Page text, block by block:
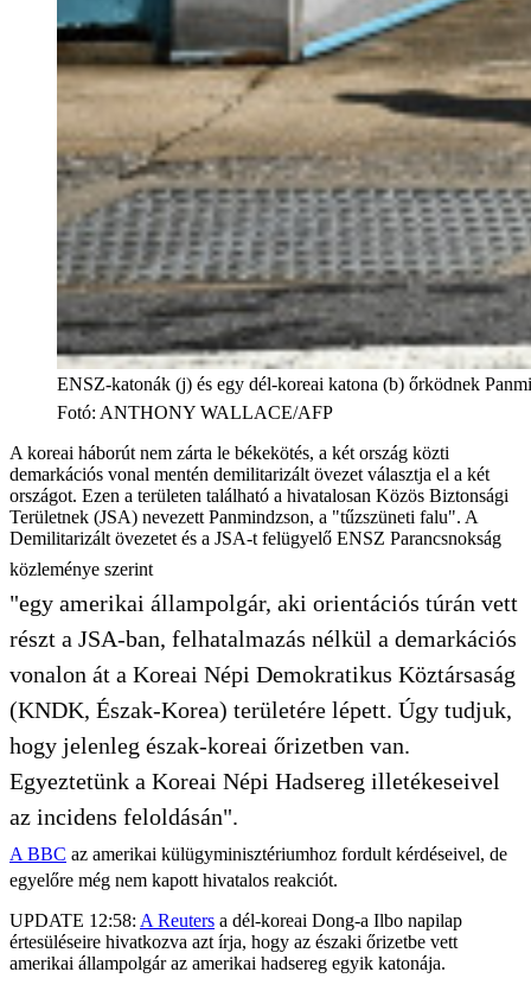
ENSZ-katonák (j) és egy dél-koreai katona (b) őrködnek
Fotó: ANTHONY WALLACE/AFP
A koreai háborút nem zárta le békekötés, a két ország közti
demarkációs vonal mentén demilitarizált övezet választja el a két
országot. Ezen a területen található a hivatalosan Közös Biztonsági
Területnek (JSA) nevezett Panmindzson, a "tűzszüneti falu". A
Demilitarizált övezetet és a JSA-t felügyelő ENSZ Parancsnokság
közleménye szerint
"egy amerikai állampolgár, aki orientációs túrán vett
részt a JSA-ban, felhatalmazás nélkül a demarkációs
vonalon át a Koreai Népi Demokratikus Köztársaság
(KNDK, Észak-Korea) területére lépett. Úgy tudjuk,
hogy jelenleg észak-koreai őrizetben van.
Egyeztetünk a Koreai Népi Hadsereg illetékeseivel
az incidens feloldásán".
A BBC az amerikai külügyminisztériumhoz fordult kérdéseivel, de
egyelőre még nem kapott hivatalos reakciót.
UPDATE 12:58: A Reuters a dél-koreai Dong-a Ilbo napilap
értesüléseire hivatkozva azt írja, hogy az északi őrizetbe vett
amerikai állampolgár az amerikai hadsereg egyik katonája.